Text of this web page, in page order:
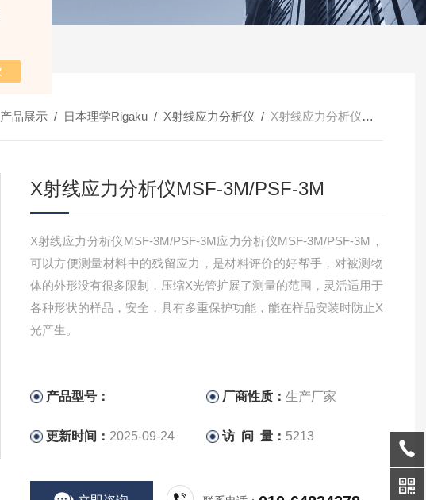
产品展示/ 日本理学Rigaku/ X射线应力分析仪 / X射线应力分析仪MSF-3M/PSF-3M
X射线应力分析仪MSF-3M/PSF-3M
X射线应力分析仪MSF-3M/PSF-3M应力分析仪MSF-3M/PSF-3M，
可以方便测量材料中的残留应力，是材料评价的好帮手，对被测物
体的外形没有很多限制，压缩X光管扩展了测量的范围，灵活适用于
各种形状的样品，安全，具有多重保护功能，能在样品安装时防止X
光产生。
产品型号： 厂商性质：生产厂家
更新时间： 2025-09-24 访 问 量： 5213